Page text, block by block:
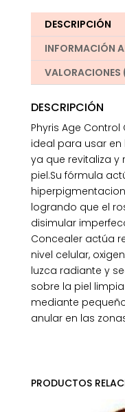
DESCRIPCIÓN
INFORMACIÓN
VALORACIONES
DESCRIPCIÓN
Phyris Age
ideal para usar
ya que revitaliza y
piel.Su fórmula
logrando que el
disimular
Concealer actúa
nivel celular,
luzca radiante y
sobre la piel
mediante
anular en las
PRODUCTOS